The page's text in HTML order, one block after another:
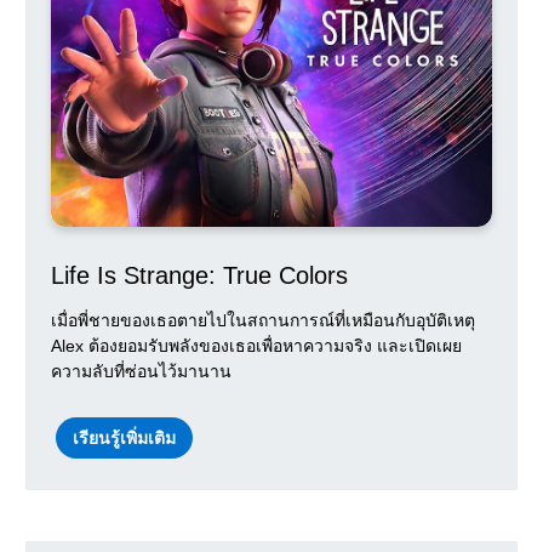
Life Is Strange: True Colors
เมื่อพี่ชายของเธอตายไปในสถานการณ์ที่เหมือนกับอุบัติเหตุ
Alex ต้องยอมรับพลังของเธอเพื่อหาความจริง และเปิดเผย
ความลับที่ซ่อนไว้มานาน
เรียนรู้เพิ่มเติม